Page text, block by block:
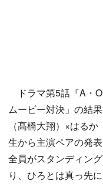
ドラマ第5話『A・
ムービー対決」の結
（髙橋大翔）×はる
生から主演ペアの発
全員がスタンディン
り、ひろとは真っ先